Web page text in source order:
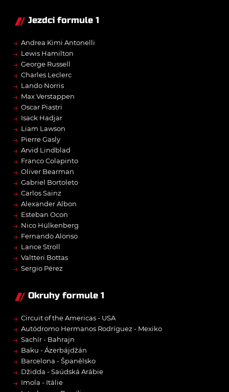
Jezdci formule 1
→ Andrea Kimi Antonelli
→ Lewis Hamilton
→ George Russell
→ Charles Leclerc
→ Lando Norris
→ Max Verstappen
→ Oscar Piastri
→ Isack Hadjar
→ Liam Lawson
→ Pierre Gasly
→ Arvid Lindblad
→ Franco Colapinto
→ Oliver Bearman
→ Gabriel Bortoleto
→ Carlos Sainz
→ Alexander Albon
→ Esteban Ocon
→ Nico Hülkenberg
→ Fernando Alonso
→ Lance Stroll
→ Valtteri Bottas
→ Sergio Pérez
Okruhy formule 1
→ Circuit of the Americas - USA
→ Autódromo Hermanos Rodríguez - Mexiko
→ Sachír - Bahrajn
→ Baku - Ázerbájdžán
→ Barcelona - Španělsko
→ Džidda - Saúdská Arábie
→ Imola - Itálie